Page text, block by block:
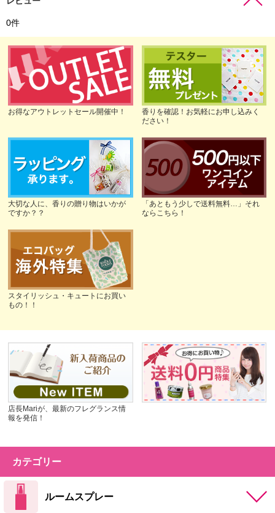
0件
お得なアウトレットセール開催中！
香りを確認！お気軽にお申し込みく
ださい！
大切な人に、香りの贈り物はいかが
ですか？？
「あともう少しで送料無料…」それ
ならこちら！
スタイリッシュ・キュートにお買い
もの！！
店長Mariが、最新のフレグランス情
報を発信！
カテゴリー
ルームスプレー